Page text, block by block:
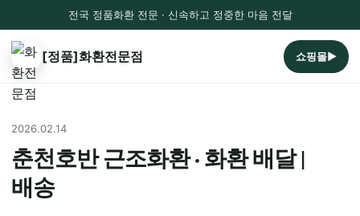
전국 정품화환 전문 · 신속하고 정중한 마음 전달
[정품]화환전문점 쇼핑몰▶
2026.02.14
춘천호반 근조화환 · 화환 배달 |
배송